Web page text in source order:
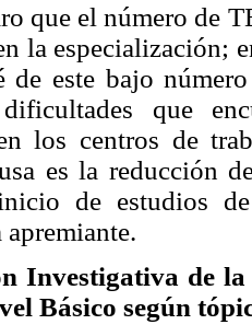
que el número de
la especialización;
de este bajo
que
los centros de
es la reducción
de estudios
Investigativa de la
Básico según